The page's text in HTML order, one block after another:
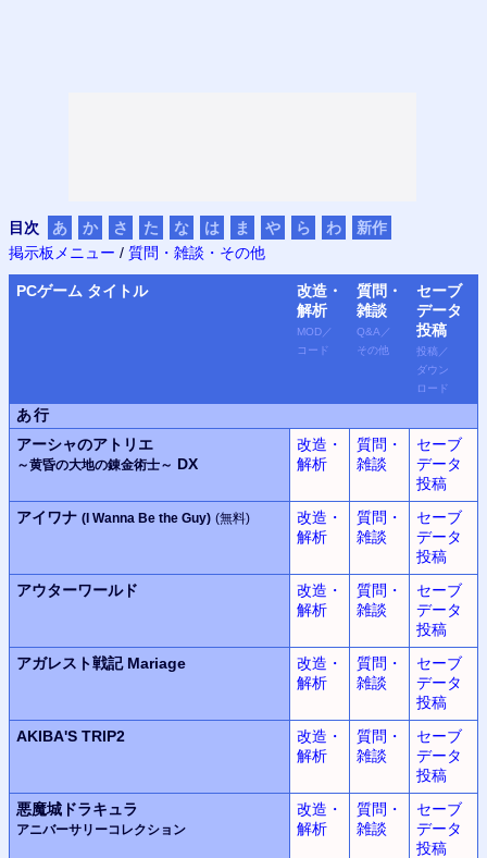
目次 あ か さ た な は ま や ら わ
新作
掲示板メニュー / 質問・雑談・その他
PCゲーム タイトル
改造・
解析
MOD ／
コード
質問・
雑談
Q&A ／
その他
セーブ
データ
投稿
投稿 ／
ダウン
ロード
あ行
アーシャのアトリエ
～黄昏の大地の錬金術士～ DX
改造・
解析
質問・
雑談
セーブ
データ
投稿
アイワナ (I Wanna Be the Guy) (無料)
改造・
解析
質問・
雑談
セーブ
データ
投稿
アウターワールド
改造・
解析
質問・
雑談
セーブ
データ
投稿
アガレスト戦記 Mariage
改造・
解析
質問・
雑談
セーブ
データ
投稿
AKIBA'S TRIP2
改造・
解析
質問・
雑談
セーブ
データ
投稿
悪魔城ドラキュラ
アニバーサリーコレクション
改造・
解析
質問・
雑談
セーブ
データ
投稿